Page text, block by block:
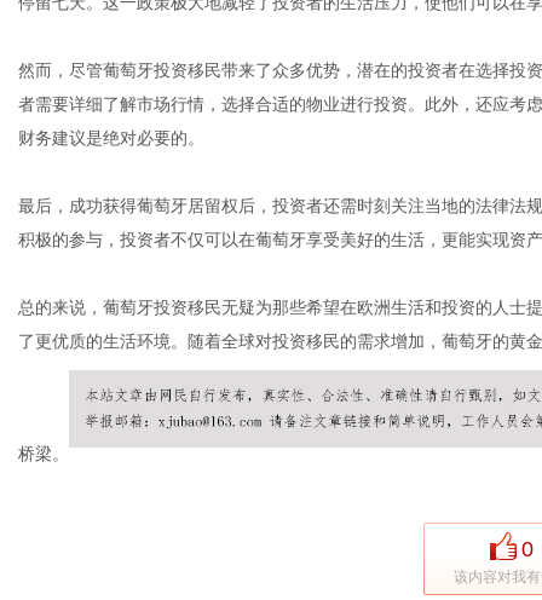
然而，尽管葡萄牙投资移民带来了众多优势，潜在的投资者在选择投
者需要详细了解市场行情，选择合适的物业进行投资。此外，还应考
财务建议是绝对必要的。
最后，成功获得葡萄牙居留权后，投资者还需时刻关注当地的法律法
积极的参与，投资者不仅可以在葡萄牙享受美好的生活，更能实现资
总的来说，葡萄牙投资移民无疑为那些希望在欧洲生活和投资的人士
了更优质的生活环境。随着全球对投资移民的需求增加，葡萄牙的黄
桥梁。
0
该内容对我